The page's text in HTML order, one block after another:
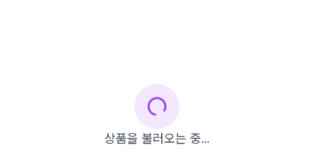
상품을 불러오는 중...